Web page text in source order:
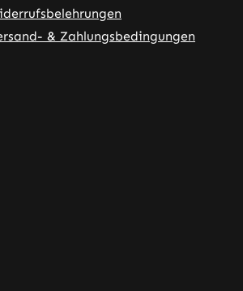
& Zahlungsbedingungen